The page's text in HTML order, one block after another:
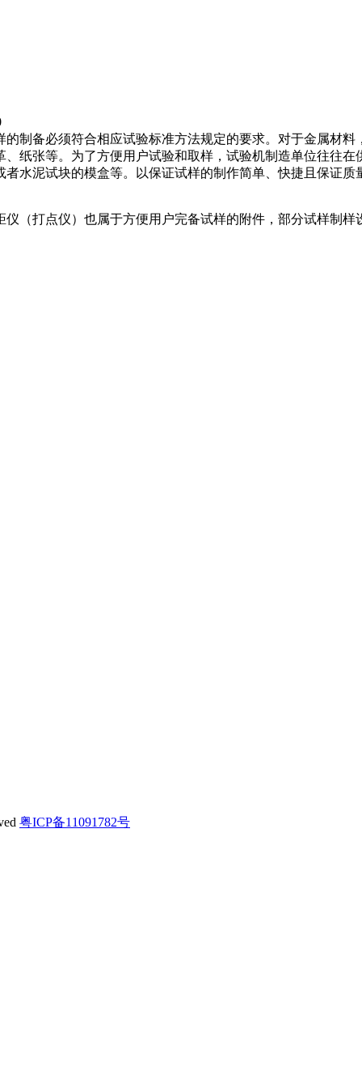
备必须符合相应试验标准方法规定的要求。对于金属材料
纸张等。为了方便用户试验和取样，试验机制造单位往往
水泥试块的模盒等。以保证试样的制作简单、快捷且保证质
打点仪）也属于方便用户完备试样的附件，部分试样制样
粤ICP备11091782号